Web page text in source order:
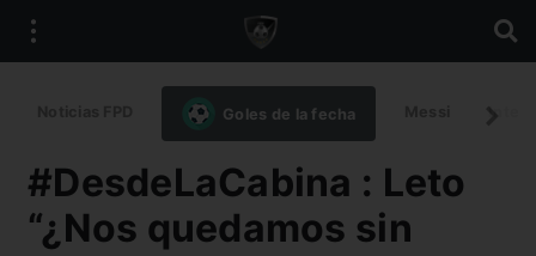
Goles de la fecha
#DesdeLaCabina : Leto
“¿Nos quedamos sin